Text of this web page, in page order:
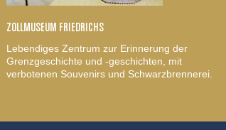
ZOLLMUSEUM FRIEDRICHS
Lebendiges Zentrum zur Erinnerung der
Grenzgeschichte und -geschichten, mit
verbotenen Souvenirs und Schwarzbrennerei.